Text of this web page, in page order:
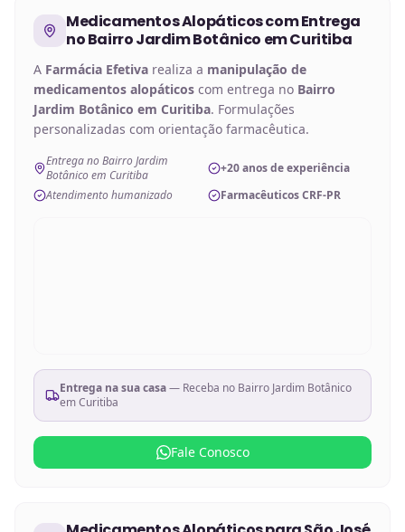
Medicamentos Alopáticoscom Entrega
noBairro Jardim Botânico em Curitiba
A Farmácia Efetiva realiza a manipulação de
medicamentos alopáticos com entrega no Bairro
Jardim Botânico em Curitiba. Formulações
personalizadas com orientação farmacêutica.
Entrega no Bairro Jardim
Botânico em Curitiba
+20 anos de experiência
Atendimento humanizado
Farmacêuticos CRF-PR
Entrega na sua casa— Receba no Bairro Jardim Botânico
em Curitiba
Fale Conosco